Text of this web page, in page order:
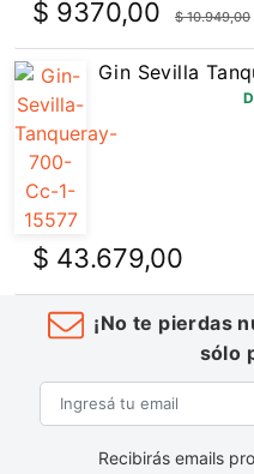
$ 9370,00 $ 10.949,00
Gin Sevilla
$ 43.679,00
¡No te pierdas
sólo
Recibirás emails